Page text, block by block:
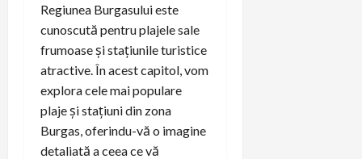
Regiunea Burgasului este
cunoscută pentru plajele sale
frumoase și stațiunile turistice
atractive. În acest capitol, vom
explora cele mai populare
plaje și stațiuni din zona
Burgas, oferindu-vă o imagine
detaliată a ceea ce vă